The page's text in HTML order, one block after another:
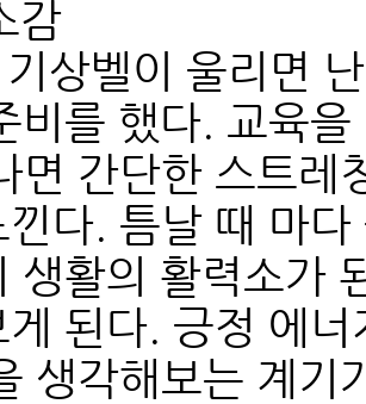
감
상벨이 울리면
비를 했다. 교육
면 간단한 스트레
다. 틈날 때 마
생활의 활력소가
된다. 긍정 에
생각해보는 계기